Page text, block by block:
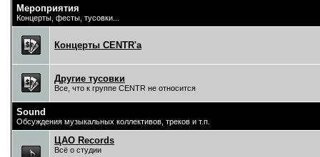
Мероприятия
Концерты, фесты, тусовки...
Концерты CENTR'a
Другие тусовки
Все, что к группе CENTR не относится
Sound
Обсуждения музыкальных коллективов, треков и т.п.
ЦAO Records
Всё о студии